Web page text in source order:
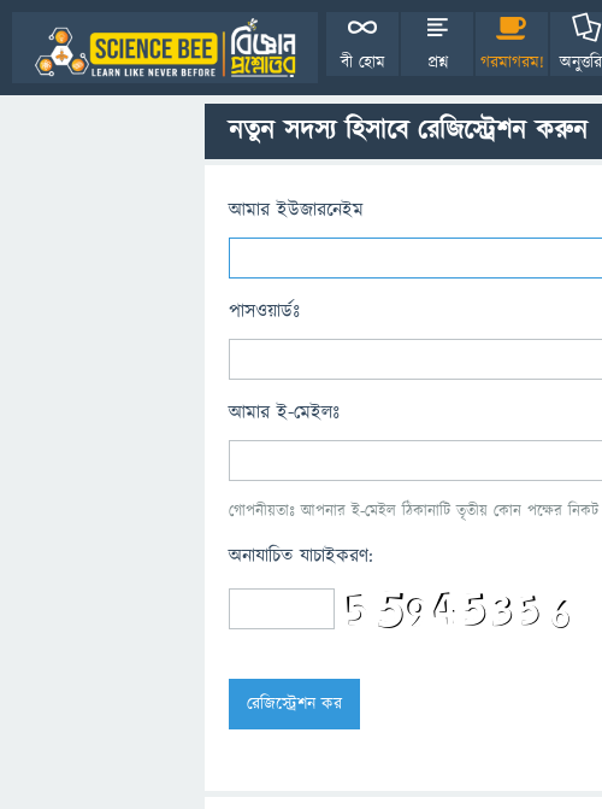
বী হোম প্রশ্ন গরমাগরম!
নতুন সদস্য হিসাবে রেজিস্ট্রেশন করুন
আমার ইউজারনেইম
পাসওয়ার্ডঃ
আমার ই-মেইলঃ
গোপনীয়তাঃ আপনার ই-মেইল ঠিকানাটি তৃতীয় কোন পক্ষের নিকট
অনাযাচিত যাচাইকরণ: